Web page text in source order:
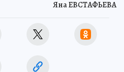
Яна ЕВСТАФЬЕВА